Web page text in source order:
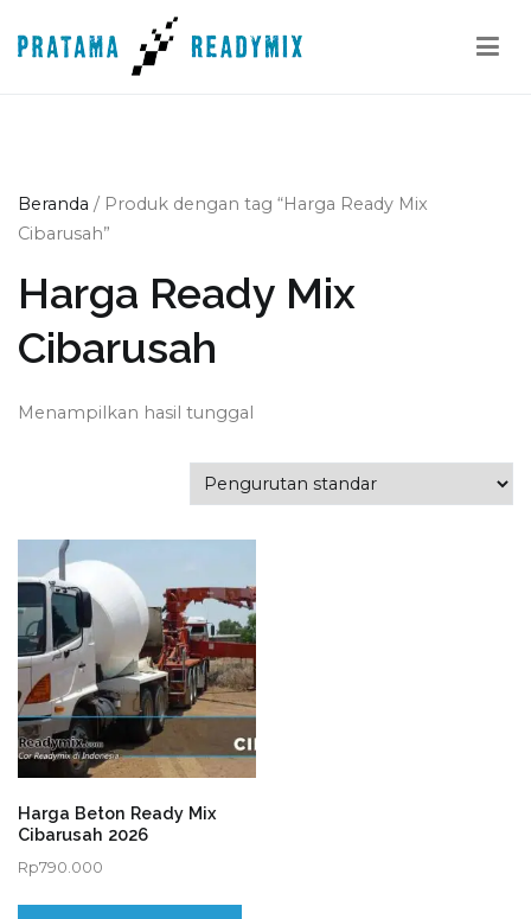
ke
Beranda / Produk dengan tag “Harga Ready Mix
Cibarusah”
Harga Ready Mix
Cibarusah
Menampilkan hasil tunggal
Harga Beton Ready Mix
Cibarusah 2026
Rp790.000